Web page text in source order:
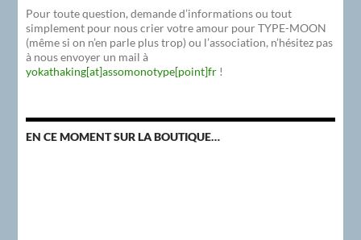
Pour toute question, demande d’informations ou tout
simplement pour nous crier votre amour pour TYPE-MOON
(même si on n’en parle plus trop) ou l’association, n’hésitez pas
à nous envoyer un mail à
yokathaking[at]assomonotype[point]fr !
EN CE MOMENT SUR LA BOUTIQUE…